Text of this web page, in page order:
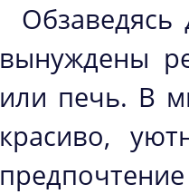
вынуждены
или печь. В
красиво,